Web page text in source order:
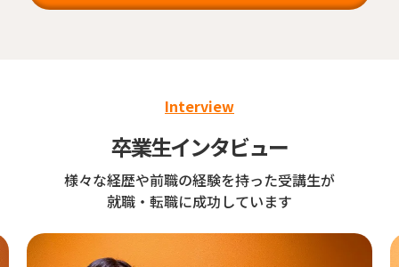
Interview
卒業生インタビュー
様々な経歴や前職の経験を持った受講生が
就職・転職に成功しています